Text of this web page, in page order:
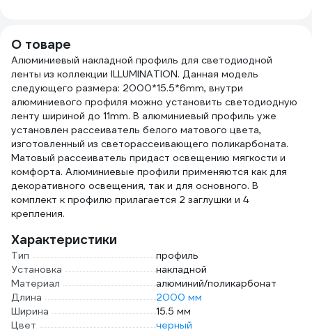
О товаре
Алюминиевый накладной профиль для светодиодной
ленты из коллекции ILLUMINATION. Данная модель
следующего размера: 2000*15.5*6mm, внутри
алюминиевого профиля можно установить светодиодную
ленту шириной до 11mm. В алюминиевый профиль уже
установлен рассеиватель белого матового цвета,
изготовленный из светорассеивающего поликарбоната.
Матовый рассеиватель придаст освещению мягкости и
комфорта. Алюминиевые профили применяются как для
декоративного освещения, так и для основного. В
комплект к профилю прилагается 2 заглушки и 4
крепления.
Характеристики
Тип
профиль
Установка
накладной
Материал
алюминий/поликарбонат
Длина
2000 мм
Ширина
15.5 мм
Цвет
черный